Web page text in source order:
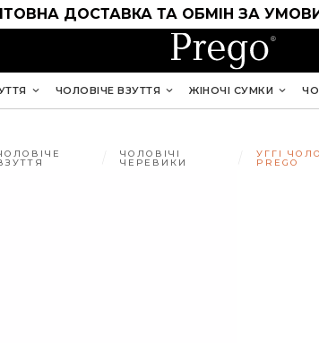
ДОСТАВКА ТА ОБМІН ЗА
ЧОЛОВІЧЕ ВЗУТТЯ ЖІНОЧІ СУМКИ
ЧОЛОВІЧІ
ЧЕРЕВИКИ
УГГІ
PREGO